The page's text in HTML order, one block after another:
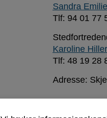
Sandra
Tlf: 94 01 77
Karoline
Tlf: 48 19 28
Adresse: